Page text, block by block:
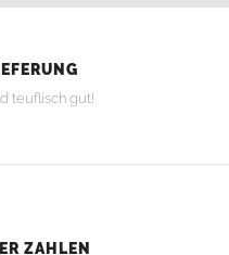
teuflisch gut!
ZAHLEN